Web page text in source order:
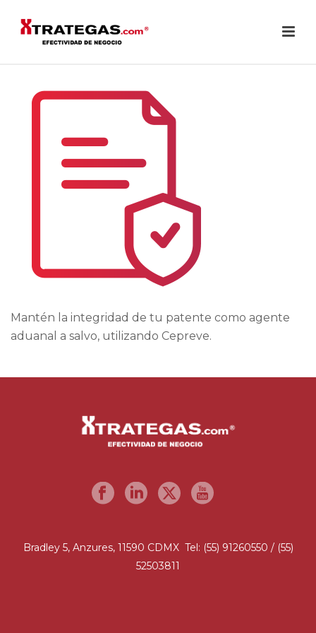
Mantén la integridad de tu patente como agente
aduanal a salvo, utilizando Cepreve.
Bradley 5, Anzures, 11590 CDMX Tel: (55) 91260550 / (55)
52503811